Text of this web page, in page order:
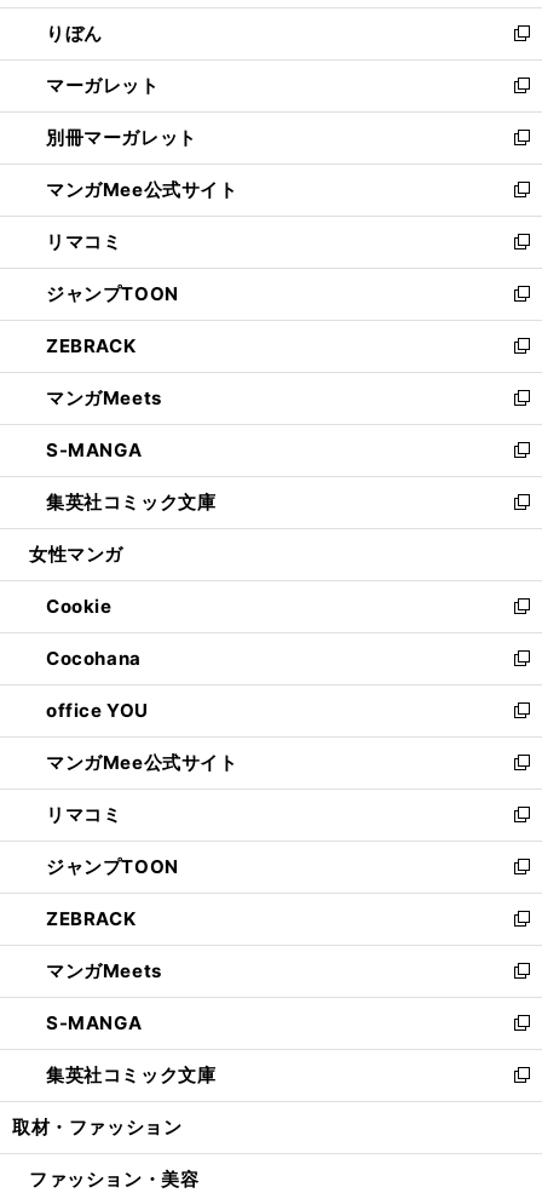
開
く
ウ
で
開
く
ン
ド
ウ
で
開
く
ウ
ィ
ン
ド
ウ
で
開
く
りぼん
新
し
い
ウ
ィ
ン
ド
ウ
で
開
く
マーガレット
新
し
い
ウ
ィ
ン
ド
ウ
で
開
く
別冊マーガレット
新
し
い
ウ
ィ
ン
ド
ウ
で
開
く
マンガMee公式サイト
新
し
い
ウ
ィ
ン
ド
ウ
で
開
く
リマコミ
新
し
い
ウ
ィ
ン
ド
ウ
で
開
く
ジャンプTOON
新
し
い
ウ
ィ
ン
ド
ウ
で
開
ZEBRACK
新
し
い
ウ
ィ
ン
ド
ウ
開
く
マンガMeets
新
し
い
ウ
ィ
ン
ウ
で
開
く
S-MANGA
新
し
い
ウ
ン
ド
ウ
で
開
く
集英社コミック文庫
新
し
ウ
ィ
ン
ド
ウ
で
開
く
女性マンガ
Cookie
新
し
い
ウ
ィ
ン
ド
ウ
で
開
く
Cocohana
新
し
い
ウ
ィ
ン
ド
ウ
で
開
く
office YOU
新
し
い
ウ
ィ
ン
ド
ウ
で
開
く
マンガMee公式サイト
新
し
い
ウ
ィ
ン
ド
ウ
で
開
く
リマコミ
新
し
い
ウ
ィ
ン
ド
ウ
で
開
く
ジャンプTOON
新
し
い
ウ
ィ
ン
ド
ウ
で
開
ZEBRACK
新
し
い
ウ
ィ
ン
ド
ウ
開
マンガMeets
新
し
い
ウ
ィ
ン
ウ
S-MANGA
新
し
い
ウ
ン
集英社コミック文庫
新
し
ウ
取材・ファッション
ファッション・美容